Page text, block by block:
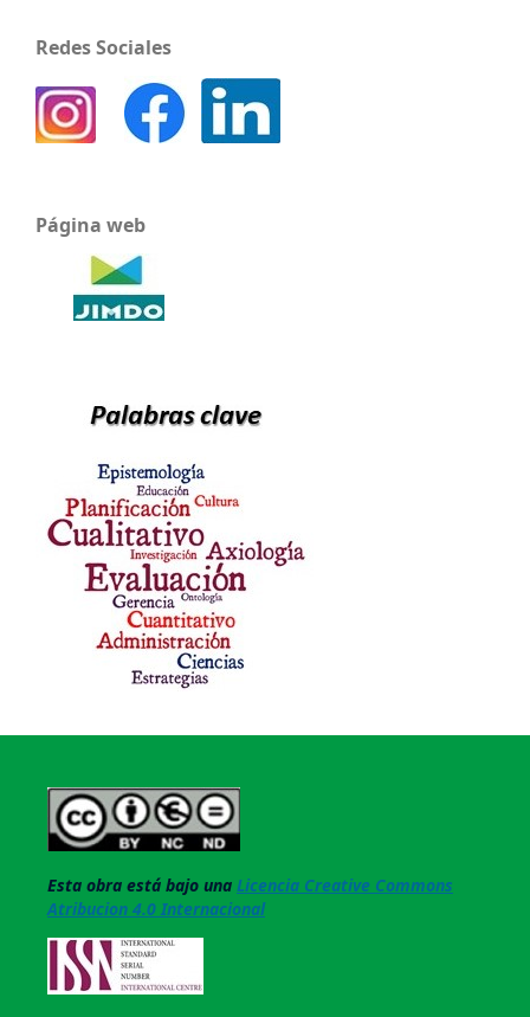
Redes Sociales
Página web
Esta obra está bajo una Licencia Creative Commons
Atribucion 4.0 Internacional